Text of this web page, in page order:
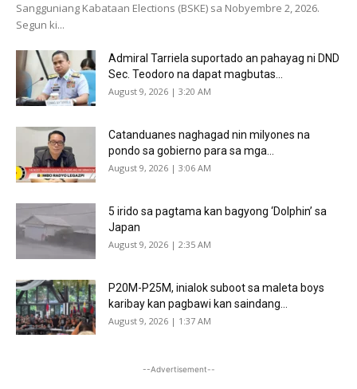
Sangguniang Kabataan Elections (BSKE) sa Nobyembre 2, 2026.
Segun ki...
Admiral Tarriela suportado an pahayag ni DND
Sec. Teodoro na dapat magbutas...
August 9, 2026 | 3:20 AM
Catanduanes naghagad nin milyones na
pondo sa gobierno para sa mga...
August 9, 2026 | 3:06 AM
5 irido sa pagtama kan bagyong ‘Dolphin’ sa
Japan
August 9, 2026 | 2:35 AM
P20M-P25M, inialok suboot sa maleta boys
karibay kan pagbawi kan saindang...
August 9, 2026 | 1:37 AM
--Advertisement--